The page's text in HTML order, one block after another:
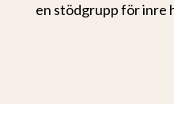
en stödgrupp för inre